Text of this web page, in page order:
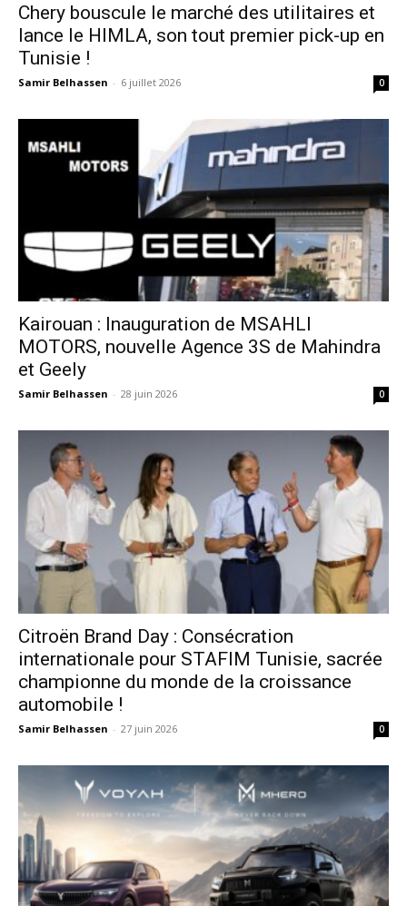
Chery bouscule le marché des utilitaires et
lance le HIMLA, son tout premier pick-up en
Tunisie !
Samir Belhassen - 6 juillet 2026 0
Kairouan : Inauguration de MSAHLI
MOTORS, nouvelle Agence 3S de Mahindra
et Geely
Samir Belhassen - 28 juin 2026 0
Citroën Brand Day : Consécration
internationale pour STAFIM Tunisie, sacrée
championne du monde de la croissance
automobile !
Samir Belhassen - 27 juin 2026 0